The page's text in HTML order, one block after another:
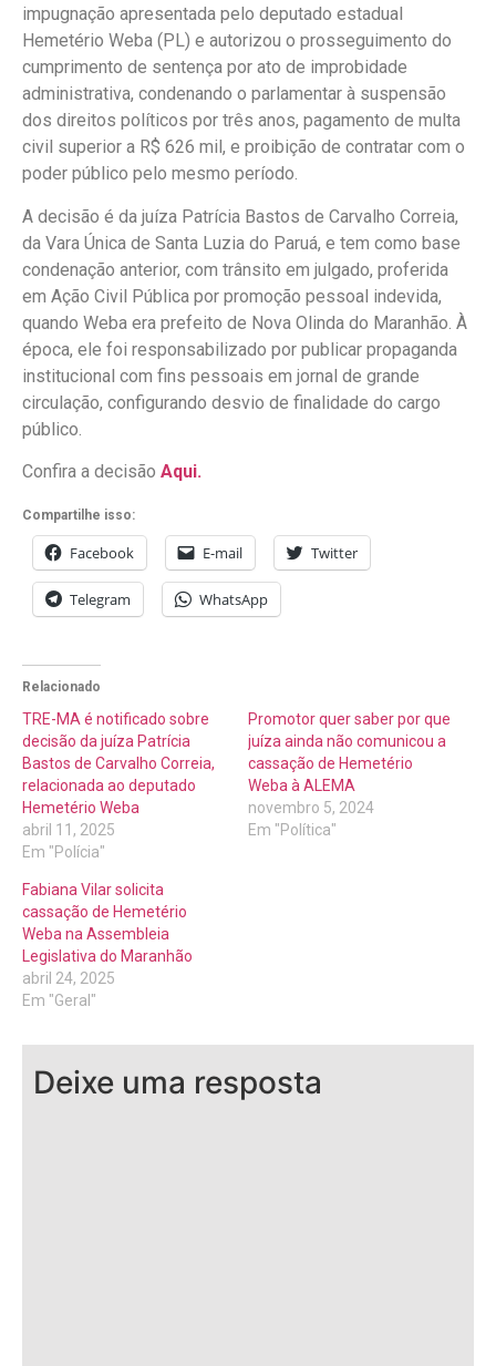
impugnação apresentada pelo deputado estadual
Hemetério Weba (PL) e autorizou o prosseguimento do
cumprimento de sentença por ato de improbidade
administrativa, condenando o parlamentar à suspensão
dos direitos políticos por três anos, pagamento de multa
civil superior a R$ 626 mil, e proibição de contratar com o
poder público pelo mesmo período.
A decisão é da juíza Patrícia Bastos de Carvalho Correia,
da Vara Única de Santa Luzia do Paruá, e tem como base
condenação anterior, com trânsito em julgado, proferida
em Ação Civil Pública por promoção pessoal indevida,
quando Weba era prefeito de Nova Olinda do Maranhão. À
época, ele foi responsabilizado por publicar propaganda
institucional com fins pessoais em jornal de grande
circulação, configurando desvio de finalidade do cargo
público.
Confira a decisão Aqui.
Compartilhe isso:
Facebook E-mail Twitter
Telegram WhatsApp
Relacionado
TRE-MA é notificado sobre
decisão da juíza Patrícia
Bastos de Carvalho Correia,
relacionada ao deputado
Hemetério Weba
abril 11, 2025
Em "Polícia"
Promotor quer saber por que
juíza ainda não comunicou a
cassação de Hemetério
Weba à ALEMA
novembro 5, 2024
Em "Política"
Fabiana Vilar solicita
cassação de Hemetério
Weba na Assembleia
Legislativa do Maranhão
abril 24, 2025
Em "Geral"
Deixe uma resposta